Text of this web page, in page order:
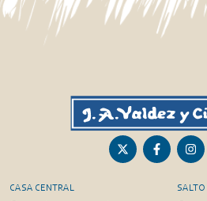
CASA CENTRAL SALTO